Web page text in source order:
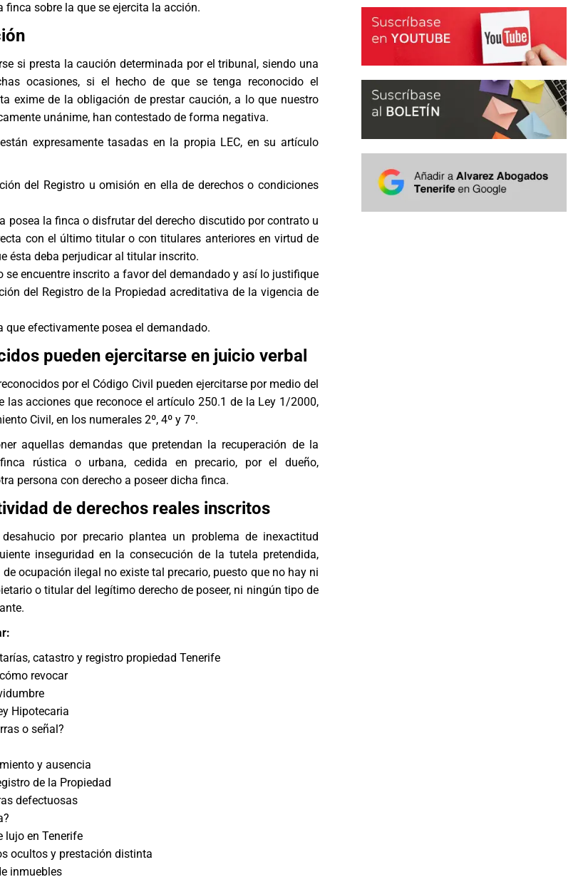
sobre la que se ejercita la acción.
si presta la caución determinada por el tribunal, siendo una
ocasiones, si el hecho de que se tenga reconocido el
exime de la obligación de prestar caución, a lo que nuestro
unánime, han contestado de forma negativa.
expresamente tasadas en la propia LEC, en su artículo
del Registro u omisión en ella de derechos o condiciones
posea la finca o disfrutar del derecho discutido por contrato u
con el último titular o con titulares anteriores en virtud de
ésta deba perjudicar al titular inscrito.
se encuentre inscrito a favor del demandado y así lo justifique
del Registro de la Propiedad acreditativa de la vigencia de
que efectivamente posea el demandado.
pueden ejercitarse en juicio verbal
por el Código Civil pueden ejercitarse por medio del
las acciones que reconoce el artículo 250.1 de la Ley 1/2000,
Civil, en los numerales 2º, 4º y 7º.
aquellas demandas que pretendan la recuperación de la
rústica o urbana, cedida en precario, por el dueño,
persona con derecho a poseer dicha finca.
de derechos reales inscritos
desahucio por precario plantea un problema de inexactitud
inseguridad en la consecución de la tutela pretendida,
ocupación ilegal no existe tal precario, puesto que no hay ni
o titular del legítimo derecho de poseer, ni ningún tipo de
catastro y registro propiedad Tenerife
revocar
Hipotecaria
o señal?
y ausencia
de la Propiedad
defectuosas
lujo en Tenerife
ocultos y prestación distinta
inmuebles